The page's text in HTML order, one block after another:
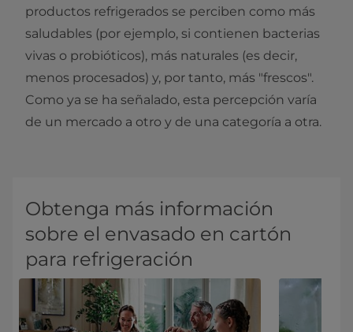
productos refrigerados se perciben como más
saludables (por ejemplo, si contienen bacterias
vivas o probióticos), más naturales (es decir,
menos procesados) y, por tanto, más "frescos".
Como ya se ha señalado, esta percepción varía
de un mercado a otro y de una categoría a otra.
Obtenga más información
sobre el envasado en cartón
para refrigeración